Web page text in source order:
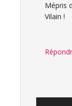
Mépris
Vilain !